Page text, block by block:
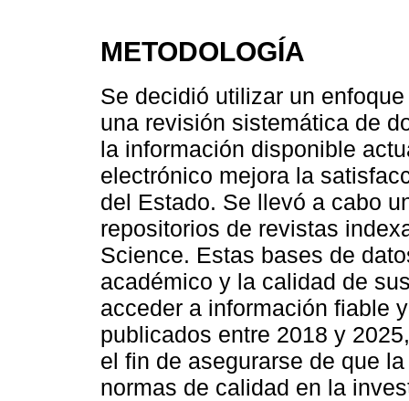
METODOLOGÍA
Se decidió utilizar un
una revisión sistemática de
la información disponible
electrónico mejora la
del Estado. Se llevó a cabo
repositorios de revistas
Science. Estas bases de
académico y la calidad de
acceder a información fiable
publicados entre 2018 y
el fin de asegurarse de que
normas de calidad en la